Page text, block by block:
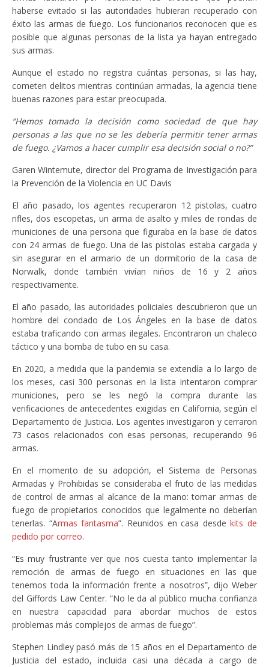
haberse evitado si las autoridades hubieran recuperado con
éxito las armas de fuego. Los funcionarios reconocen que es
posible que algunas personas de la lista ya hayan entregado
sus armas.
Aunque el estado no registra cuántas personas, si las hay,
cometen delitos mientras continúan armadas, la agencia tiene
buenas razones para estar preocupada.
“Hemos tomado la decisión como sociedad de que hay
personas a las que no se les debería permitir tener armas
de fuego. ¿Vamos a hacer cumplir esa decisión social o no?”
Garen Wintemute, director del Programa de Investigación para
la Prevención de la Violencia en UC Davis
El año pasado, los agentes recuperaron 12 pistolas, cuatro
rifles, dos escopetas, un arma de asalto y miles de rondas de
municiones de una persona que figuraba en la base de datos
con 24 armas de fuego. Una de las pistolas estaba cargada y
sin asegurar en el armario de un dormitorio de la casa de
Norwalk, donde también vivían niños de 16 y 2 años
respectivamente.
El año pasado, las autoridades policiales descubrieron que un
hombre del condado de Los Ángeles en la base de datos
estaba traficando con armas ilegales. Encontraron un chaleco
táctico y una bomba de tubo en su casa.
En 2020, a medida que la pandemia se extendía a lo largo de
los meses, casi 300 personas en la lista intentaron comprar
municiones, pero se les negó la compra durante las
verificaciones de antecedentes exigidas en California, según el
Departamento de Justicia. Los agentes investigaron y cerraron
73 casos relacionados con esas personas, recuperando 96
armas.
En el momento de su adopción, el Sistema de Personas
Armadas y Prohibidas se consideraba el fruto de las medidas
de control de armas al alcance de la mano: tomar armas de
fuego de propietarios conocidos que legalmente no deberían
tenerlas. “Armas fantasma”. Reunidos en casa desdekits de
pedido por correo.
“Es muy frustrante ver que nos cuesta tanto implementar la
remoción de armas de fuego en situaciones en las que
tenemos toda la información frente a nosotros”, dijo Weber
del Giffords Law Center. “No le da al público mucha confianza
en nuestra capacidad para abordar muchos de estos
problemas más complejos de armas de fuego”.
Stephen Lindley pasó más de 15 años en el Departamento de
Justicia del estado, incluida casi una década a cargo de